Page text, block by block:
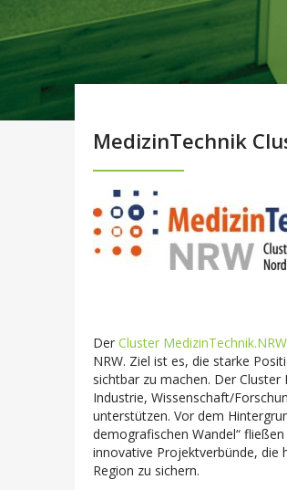
MedizinTechnik
Der Cluster MedizinTechnik.NRW
NRW. Ziel ist es, die starke
sichtbar zu machen. Der
Industrie, Wissenschaft/
unterstützen. Vor dem
demografischen Wandel“
innovative Projektverbünde, die
Region zu sichern.